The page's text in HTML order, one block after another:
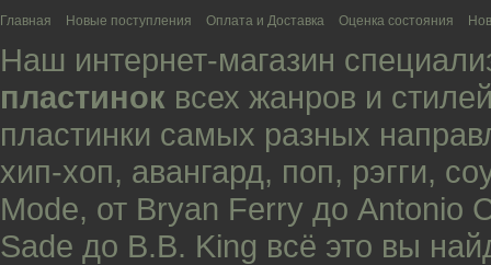
Главная Новые поступления Оплата и Доставка Оценка состояния
Наш интернет-магазин
пластинок всех жанров и
пластинки самых разных
хип-хоп, авангард, поп, рэгги,
Mode, от Bryan Ferry до Antonio
Sade до B.B. King всё это вы